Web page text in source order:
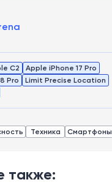
C2
Apple iPhone 17 Pro
Pro
Limit Precise Location
Техника Смартфоны
также: